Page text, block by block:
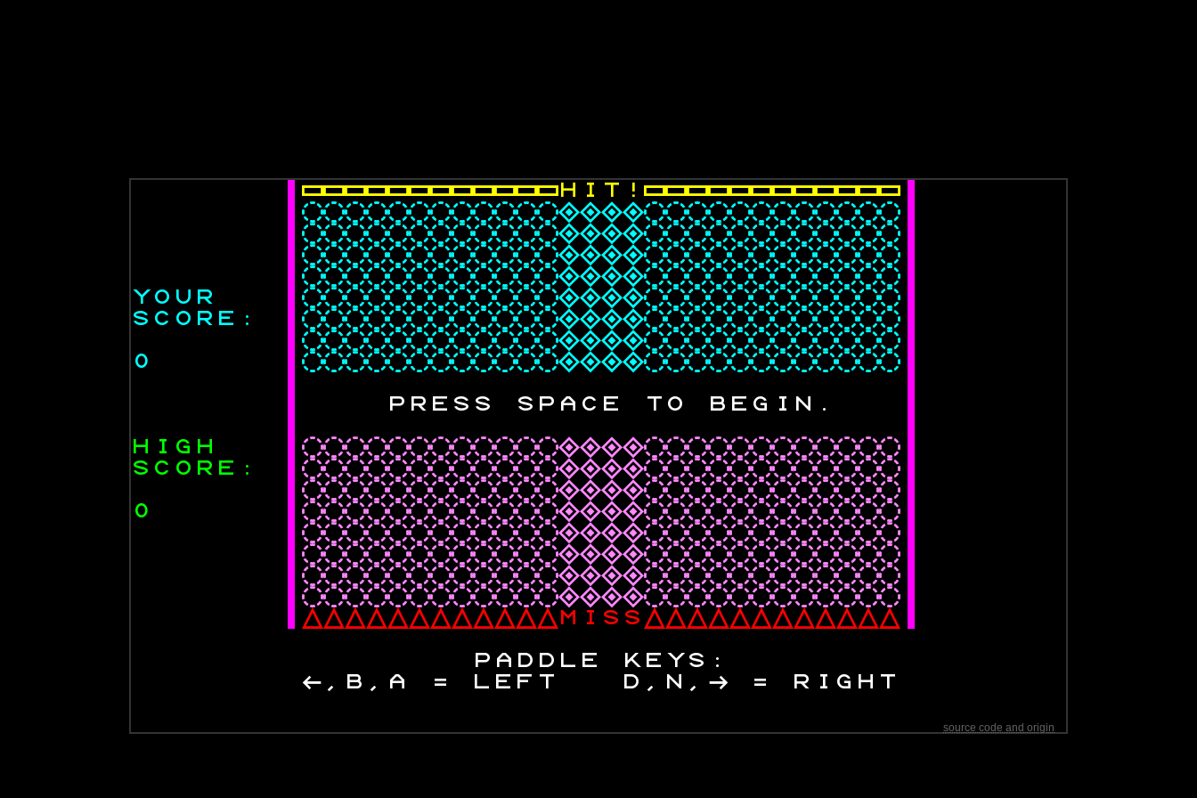
▭▭▭▭▭▭▭▭▭▭▭▭ H I T ! ▭▭▭▭▭▭▭▭▭▭▭▭
◌◌◌◌◌◌◌◌◌◌◌◌◈◈◈◈◌◌◌◌◌◌◌◌◌◌◌◌
◌◌◌◌◌◌◌◌◌◌◌◌◈◈◈◈◌◌◌◌◌◌◌◌◌◌◌◌
◌◌◌◌◌◌◌◌◌◌◌◌◈◈◈◈◌◌◌◌◌◌◌◌◌◌◌◌
◌◌◌◌◌◌◌◌◌◌◌◌◈◈◈◈◌◌◌◌◌◌◌◌◌◌◌◌
Y O U R ◌◌◌◌◌◌◌◌◌◌◌◌◈◈◈◈◌◌◌◌◌◌◌◌◌◌◌◌
S C O R E : ◌◌◌◌◌◌◌◌◌◌◌◌◈◈◈◈◌◌◌◌◌◌◌◌◌◌◌◌
◌◌◌◌◌◌◌◌◌◌◌◌◈◈◈◈◌◌◌◌◌◌◌◌◌◌◌◌
0
◌◌◌◌◌◌◌◌◌◌◌◌◈◈◈◈◌◌◌◌◌◌◌◌◌◌◌◌
P R E S S S P A C E T O B E G I N .
H
I G H ◌◌◌◌◌◌◌◌◌◌◌◌◈◈◈◈◌◌◌◌◌◌◌◌◌◌◌◌
S C O R E : ◌◌◌◌◌◌◌◌◌◌◌◌◈◈◈◈◌◌◌◌◌◌◌◌◌◌◌◌
◌◌◌◌◌◌◌◌◌◌◌◌◈◈◈◈◌◌◌◌◌◌◌◌◌◌◌◌
0
◌◌◌◌◌◌◌◌◌◌◌◌◈◈◈◈◌◌◌◌◌◌◌◌◌◌◌◌
◌◌◌◌◌◌◌◌◌◌◌◌◈◈◈◈◌◌◌◌◌◌◌◌◌◌◌◌
◌◌◌◌◌◌◌◌◌◌◌◌◈◈◈◈◌◌◌◌◌◌◌◌◌◌◌◌
◌◌◌◌◌◌◌◌◌◌◌◌◈◈◈◈◌◌◌◌◌◌◌◌◌◌◌◌
◌◌◌◌◌◌◌◌◌◌◌◌◈◈◈◈◌◌◌◌◌◌◌◌◌◌◌◌
△△△△△△△△△△△△ M I S S △△△△△△△△△△△△
P A D D L E K E Y S :
← , B , A = L E F T D , N , → = R I G H T
source code and origin